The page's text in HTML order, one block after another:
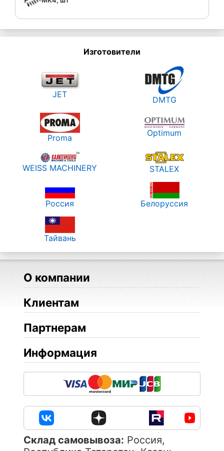
Изготовители
JET
DMTG
Proma Optimum
WEISS MACHINERY STALEX
Россия Белоруссия
Тайвань
О компании
Клиентам
Партнерам
Информация
Cклад самовывоза: Россия,